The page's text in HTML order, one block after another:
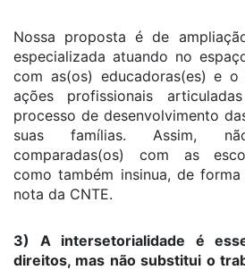
Nossa proposta é de
especializada atuando no
com as(os) educadoras(es) e o
ações profissionais
processo de desenvolvimento
suas famílias. Assim,
comparadas(os) com as
como também insinua, de
nota da CNTE.
3) A intersetorialidade é
direitos, mas não substitui o